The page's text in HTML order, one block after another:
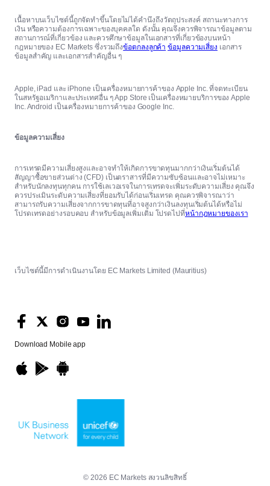
เนื้อหาบนเว็บไซต์นี้ถูกจัดทำขึ้นโดยไม่ได้คำนึงถึงวัตถุประสงค์ สถานะทางการ
เงิน หรือความต้องการเฉพาะของบุคคลใด ดังนั้น คุณจึงควรพิจารณาข้อมูลตาม
สถานการณ์ที่เกี่ยวข้อง และควรศึกษาข้อมูลในเอกสารที่เกี่ยวข้องบนหน้า
กฎหมายของ EC Markets ซึ่งรวมถึงข้อตกลงลูกค้า ข้อมูลความเสี่ยง เอกสาร
ข้อมูลสำคัญ และเอกสารสำคัญอื่น ๆ
Apple, iPad และ iPhone เป็นเครื่องหมายการค้าของ Apple Inc. ที่จดทะเบียน
ในสหรัฐอเมริกาและประเทศอื่น ๆ App Store เป็นเครื่องหมายบริการของ Apple
Inc. Android เป็นเครื่องหมายการค้าของ Google Inc.
ข้อมูลความเสี่ยง
การเทรดมีความเสี่ยงสูงและอาจทำให้เกิดการขาดทุนมากกว่าเงินเริ่มต้นได้
สัญญาซื้อขายส่วนต่าง (CFD) เป็นตราสารที่มีความซับซ้อนและอาจไม่เหมาะ
สำหรับนักลงทุนทุกคน การใช้เลเวอเรจในการเทรดจะเพิ่มระดับความเสี่ยง คุณจึง
ควรประเมินระดับความเสี่ยงที่ยอมรับได้ก่อนเริ่มเทรด คุณควรพิจารณาว่า
สามารถรับความเสี่ยงจากการขาดทุนที่อาจสูงกว่าเงินลงทุนเริ่มต้นได้หรือไม่
โปรดเทรดอย่างรอบคอบ สำหรับข้อมูลเพิ่มเติม โปรดไปที่หน้ากฎหมายของเรา
Download Mobile app
เว็บไซต์นี้มีการดำเนินงานโดย EC Markets Limited (Mauritius)
© 2026 EC Markets สงวนลิขสิทธิ์